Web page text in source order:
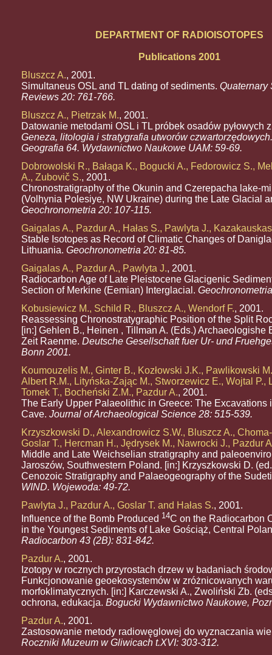
DEPARTMENT OF RADIOISOTOPES
Publications 2001
Bluszcz A., 2001.
Simultaneus OSL and TL dating of sediments. Quaternary
Reviews 20: 761-766.
Bluszcz A., Pietrzak M., 2001.
Datowanie metodami OSL i TL próbek osadów pyłowych
Geneza, litologia i stratygrafia utworów
Geografia 64. Wydawnictwo Naukowe UAM: 59-69.
Dobrowolski R., Bałaga K., Bogucki A., Fedorowicz S.,
A., Zubovič S., 2001.
Chronostratigraphy of the Okunin and Czerepacha lake-
(Volhynia Polesiye, NW Ukraine) during the Late Glacial
Geochronometria 20: 107-115.
Gaigalas A., Pazdur A., Hałas S., Pawlyta J.,
Stable Isotopes as Record of Climatic Changes of
Lithuania. Geochronometria 20: 81-85.
Gaigalas A., Pazdur A., Pawlyta J., 2001.
Radiocarbon Age of Late Pleistocene Glacigenic
Section of Merkine (Eemian) Interglacial.
Kobusiewicz M., Schild R., Bluszcz A., Wendorf F., 2001.
Reassessing Chronostratygraphic Position of the Split
[in:] Gehlen B., Heinen , Tillman A. (Eds.) Archaeologishe
Zeit Raenme. Deutsche Gesellschaft fuer Ur- und
Bonn 2001.
Koumouzelis M., Ginter B., Kozłowski J.K., Pawlikowski
Albert R.M., Lityńska-Zając M., Stworzewicz E., Wojtal P.,
Tomek T., Bocheński Z.M., Pazdur A., 2001.
The Early Upper Palaeolithic in Greece: The Excavations
Cave. Journal of Archaeological Science 28: 515-539.
Krzyszkowski D., Alexandrowicz S.W., Bluszcz A.,
Goslar T., Hercman H., Jędrysek M., Nawrocki J., Pazdur
Middle and Late Weichselian stratigraphy and
Jaroszów, Southwestern Poland. [in:] Krzyszkowski D.
Cenozoic Stratigraphy and Palaeogeography of the
WIND. Wojewoda: 49-72.
Pawlyta J., Pazdur A., Goslar T. and Hałas S., 2001.
Influence of the Bomb Produced 14C on the Radiocarbon
in the Youngest Sediments of Lake Gościąż, Central
Radiocarbon 43 (2B): 831-842.
Pazdur A., 2001.
Izotopy w rocznych przyrostach drzew w badaniach
Funkcjonowanie geoekosystemów w zróżnicowanych
morfoklimatycznych. [in:] Karczewski A., Zwoliński Zb.
ochrona, edukacja. Bogucki Wydawnictwo Naukowe,
Pazdur A., 2001.
Zastosowanie metody radiowęglowej do wyznaczania
Roczniki Muzeum w Gliwicach t.XVI: 303-312.